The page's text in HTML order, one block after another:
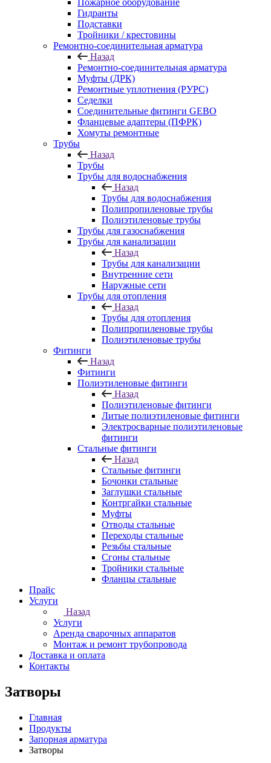
Пожарное оборудование
Гидранты
Подставки
Тройники / крестовины
Ремонтно-соединительная арматура
Назад
Ремонтно-соединительная арматура
Муфты (ДРК)
Ремонтные уплотнения (РУРС)
Седелки
Соединительные фитинги GEBO
Фланцевые адаптеры (ПФРК)
Хомуты ремонтные
Трубы
Назад
Трубы
Трубы для водоснабжения
Назад
Трубы для водоснабжения
Полипропиленовые трубы
Полиэтиленовые трубы
Трубы для газоснабжения
Трубы для канализации
Назад
Трубы для канализации
Внутренние сети
Наружные сети
Трубы для отопления
Назад
Трубы для отопления
Полипропиленовые трубы
Полиэтиленовые трубы
Фитинги
Назад
Фитинги
Полиэтиленовые фитинги
Назад
Полиэтиленовые фитинги
Литые полиэтиленовые фитинги
Электросварные полиэтиленовые
фитинги
Стальные фитинги
Назад
Стальные фитинги
Бочонки стальные
Заглушки стальные
Контргайки стальные
Муфты
Отводы стальные
Переходы стальные
Резьбы стальные
Сгоны стальные
Тройники стальные
Фланцы стальные
Прайс
Услуги
Назад
Услуги
Аренда сварочных аппаратов
Монтаж и ремонт трубопровода
Доставка и оплата
Контакты
Затворы
Главная
Продукты
Запорная арматура
Затворы